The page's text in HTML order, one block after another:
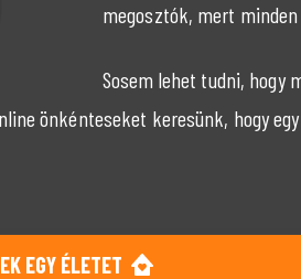
megosztók, mert minden
Sosem lehet tudni, hogy
önkénteseket keresünk, hogy
EGY ÉLETET